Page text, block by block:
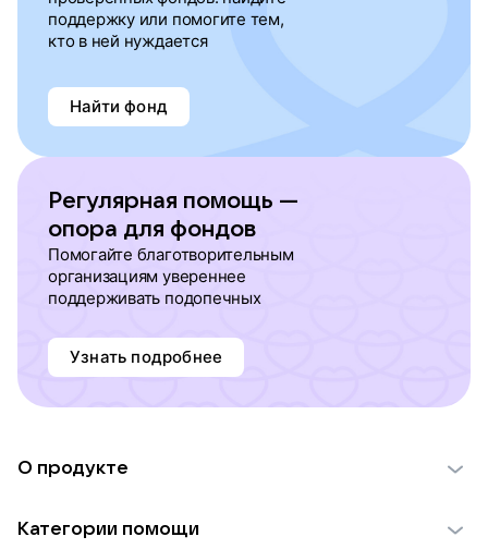
поддержку или помогите тем,
кто в ней нуждается
Найти фонд
Регулярная помощь —
опора для фондов
Помогайте благотворительным
организациям увереннее
поддерживать подопечных
Узнать подробнее
О продукте
Категории помощи